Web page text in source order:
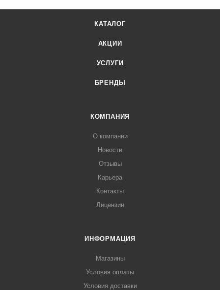
КАТАЛОГ
АКЦИИ
УСЛУГИ
БРЕНДЫ
КОМПАНИЯ
О компании
Новости
Отзывы
Карьера
Контакты
Лицензии
ИНФОРМАЦИЯ
Магазины
Условия оплаты
Условия доставки